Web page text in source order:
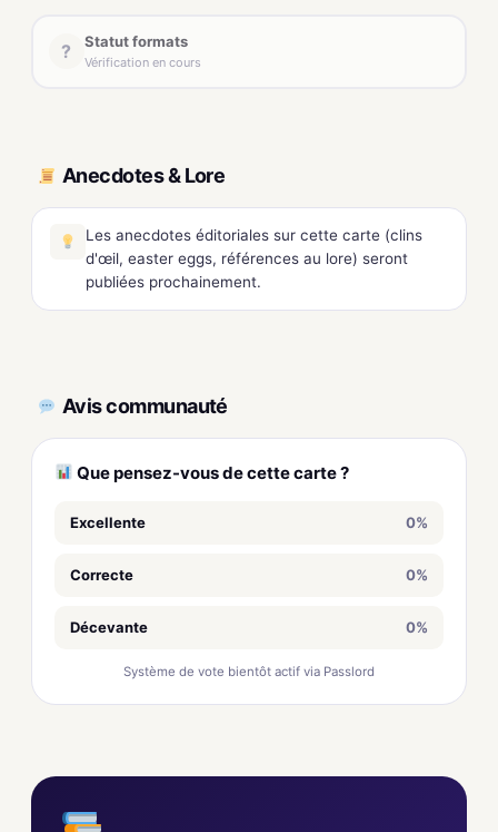
? Statut formats
Vérification en cours
Anecdotes & Lore
Les anecdotes éditoriales sur cette carte (clins
d'œil, easter eggs, références au lore) seront
publiées prochainement.
Avis communauté
Que pensez-vous de cette carte ?
Excellente 0%
Correcte 0%
Décevante 0%
Système de vote bientôt actif via Passlord